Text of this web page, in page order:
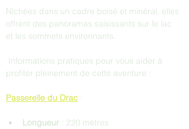
Nichées dans un cadre boisé et minéral, elles
offrent des panoramas saisissants sur le lac
et les sommets environnants.
profiter pleinement de cette aventure :
Passerelle du Drac :
Longueur : 220 mètres